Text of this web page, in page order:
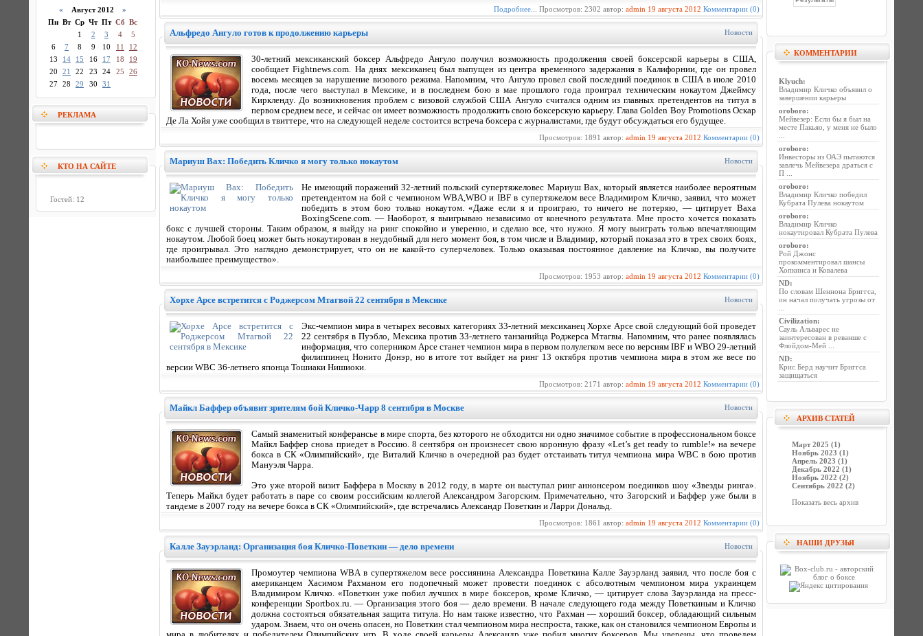
« Август 2012 »
Пн Вт Ср Чт Пт Сб Вс
1
2 3 4
5
6
7 8 9 10 11
12
13
14 15 16 17 18
19
20
21 22 23 24 25
26
27
28 29 30 31
РЕКЛАМА
КТО НА САЙТЕ
Гостей: 12
Подробнее... Просмотров: 2302 автор: admin 19 августа 2012 Комментарии (0)
Альфредо Ангуло готов к продолжению карьеры Новости
30-летний мексиканский боксер Альфредо Ангуло получил возможность продолжения своей боксерской карьеры в США,
сообщает Fightnews.com. На днях мексиканец был выпущен из центра временного задержания в Калифорнии, где он провел
восемь месяцев за нарушение визового режима. Напомним, что Ангуло провел свой последний поединок в США в июле 2010
года, после чего выступал в Мексике, и в последнем бою в мае прошлого года проиграл техническим нокаутом Джеймсу
Киркленду. До возникновения проблем с визовой службой США Ангуло считался одним из главных претендентов на титул в
первом среднем весе, и сейчас он имеет возможность продолжить свою боксерскую карьеру. Глава Golden Boy Promotions Оскар
Де Ла Хойя уже сообщил в твиттере, что на следующей неделе состоится встреча боксера с журналистами, где будут обсуждаться его будущее.
Просмотров: 1891 автор: admin 19 августа 2012 Комментарии (0)
Мариуш Вах: Победить Кличко я могу только нокаутом Новости
Не имеющий поражений 32-летний польский супертяжеловес Мариуш Вах, который является наиболее вероятным
претендентом на бой с чемпионом WBA,WBO и IBF в супертяжелом весе Владимиром Кличко, заявил, что может
победить в этом бою только нокаутом. «Даже если я и проиграю, то ничего не потеряю, — цитирует Ваха
BoxingScene.com. — Наоборот, я выигрываю независимо от конечного результата. Мне просто хочется показать
бокс с лучшей стороны. Таким образом, я выйду на ринг спокойно и уверенно, и сделаю все, что нужно. Я могу выиграть только впечатляющим
нокаутом. Любой боец может быть нокаутирован в неудобный для него момент боя, в том числе и Владимир, который показал это в трех своих боях,
где проигрывал. Это наглядно демонстрирует, что он не какой-то суперчеловек. Только оказывая постоянное давление на Кличко, вы получите
наибольшее преимущество».
Просмотров: 1953 автор: admin 19 августа 2012 Комментарии (0)
Хорхе Арсе встретится с Роджерсом Мтагвой 22 сентября в Мексике Новости
Экс-чемпион мира в четырех весовых категориях 33-летний мексиканец Хорхе Арсе свой следующий бой проведет
22 сентября в Пуэбло, Мексика против 33-летнего танзанийца Роджерса Мтагвы. Напомним, что ранее появлялась
информация, что соперником Арсе станет чемпион мира в первом полулегком весе по версиям IBF и WBO 29-летний
филиппинец Нонито Донэр, но в итоге тот выйдет на ринг 13 октября против чемпиона мира в этом же весе по
версии WBC 36-летнего японца Тошиаки Нишиоки.
Просмотров: 2171 автор: admin 19 августа 2012 Комментарии (0)
Майкл Баффер объявит зрителям бой Кличко-Чарр 8 сентября в Москве Новости
Самый знаменитый конферансье в мире спорта, без которого не обходится ни одно значимое событие в профессиональном боксе
Майкл Баффер снова приедет в Россию. 8 сентября он произнесет свою коронную фразу «Let’s get ready to rumble!» на вечере
бокса в СК «Олимпийский», где Виталий Кличко в очередной раз будет отстаивать титул чемпиона мира WBC в бою против
Мануэля Чарра.
Это уже второй визит Баффера в Москву в 2012 году, в марте он выступал ринг аннонсером поединков шоу «Звезды ринга».
Теперь Майкл будет работать в паре со своим российским коллегой Александром Загорским. Примечательно, что Загорский и Баффер уже были в
тандеме в 2007 году на вечере бокса в СК «Олимпийский», где встречались Александр Поветкин и Ларри Дональд.
Просмотров: 1861 автор: admin 19 августа 2012 Комментарии (0)
Калле Зауэрланд: Организация боя Кличко-Поветкин — дело времени Новости
Промоутер чемпиона WBA в супертяжелом весе россиянина Александра Поветкина Калле Зауэрланд заявил, что после боя с
американцем Хасимом Рахманом его подопечный может провести поединок с абсолютным чемпионом мира украинцем
Владимиром Кличко. «Поветкин уже побил лучших в мире боксеров, кроме Кличко, — цитирует слова Зауэрланда на пресс-
конференции Sportbox.ru. — Организация этого боя — дело времени. В начале следующего года между Поветкиным и Кличко
должна состояться обязательная защита титула. Но нам также известно, что Рахман — хороший боксер, обладающий сильным
ударом. Знаем, что он очень опасен, но Поветкин стал чемпионом мира неспроста, также, как он становился чемпионом Европы и
КОММЕНТАРИИ
Klyuch:
Владимир Кличко объявил о
завершении карьеры
oroboro:
Мейвезер: Если бы я был на
месте Пакьяо, у меня не было
oroboro:
Инвесторы из ОАЭ пытаются
завлечь Мейвезера драться с
П ...
oroboro:
Владимир Кличко победил
Кубрата Пулева нокаутом
oroboro:
Владимир Кличко
нокаутировал Кубрата Пулева
oroboro:
Рой Джонс
прокомментировал шансы
Хопкинса и Ковалева
ND:
По словам Шеннона Бриггса,
он начал получать угрозы от
Civilization:
Сауль Альварес не
заинтересован в реванше с
Флойдом-Мей ...
ND:
Крис Берд научит Бриггса
защищаться
АРХИВ СТАТЕЙ
Март 2025 (1)
Ноябрь 2023 (1)
Апрель 2023 (1)
Декабрь 2022 (1)
Ноябрь 2022 (2)
Сентябрь 2022 (2)
Показать весь архив
НАШИ ДРУЗЬЯ